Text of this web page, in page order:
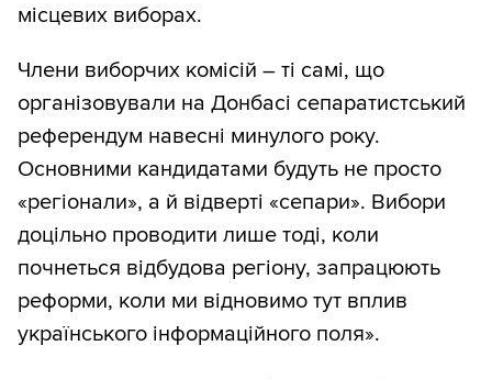
місцевих виборах.
Члени виборчих комісій – ті самі, що
організовували на Донбасі сепаратистський
референдум навесні минулого року.
Основними кандидатами будуть не просто
«регіонали», а й відверті «сепари». Вибори
доцільно проводити лише тоді, коли
почнеться відбудова регіону, запрацюють
реформи, коли ми відновимо тут вплив
українського інформаційного поля».